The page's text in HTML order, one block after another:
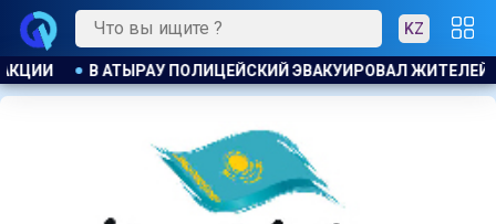
KZ
ДОМА ПРИ ПОЖАРЕ ПОЖАР НА ХИМЗАВОДЕ